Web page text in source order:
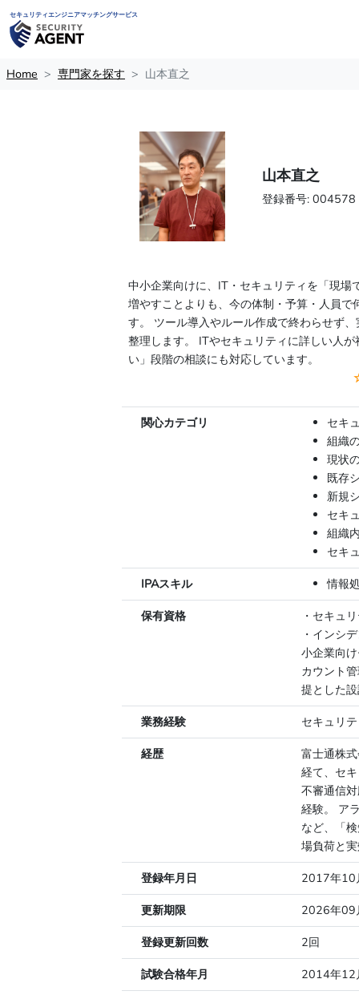
セキュリティエンジニアマッチングサービス
Home 専門家を探す 山本直之
山本直之
登録番号: 004578
中小企業向けに、IT・セキュリティを「現
増やすことよりも、今の体制・予算・人員
す。 ツール導入やルール作成で終わらせず
整理します。 ITやセキュリティに詳しい人
い」段階の相談にも対応しています。
関心カテゴリ
セキ
組織
現状
既存
新規
セキ
組織
セキ
IPAスキル
情報
保有資格
・セキュ
・インシ
小企業向
カウント
提とした
業務経験
セキュリ
経歴
富士通株
経て、セ
不審通信
経験。 ア
など、「
場負荷と
登録年月日
2017年10
更新期限
2026年09
登録更新回数
2回
試験合格年月
2014年12